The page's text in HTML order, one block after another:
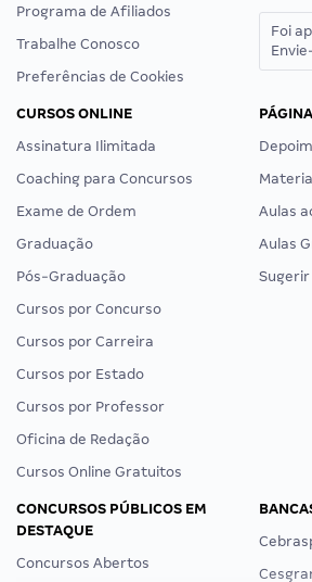
Programa de Afiliados
Trabalhe Conosco
Preferências de Cookies
Foi
CURSOS ONLINE
Assinatura Ilimitada
Coaching para Concursos
Exame de Ordem
Graduação
Pós-Graduação
Cursos por Concurso
Cursos por Carreira
Cursos por Estado
Cursos por Professor
Oficina de Redação
Cursos Online Gratuitos
Aulas
Aulas
CONCURSOS PÚBLICOS EM
DESTAQUE
Concursos Abertos